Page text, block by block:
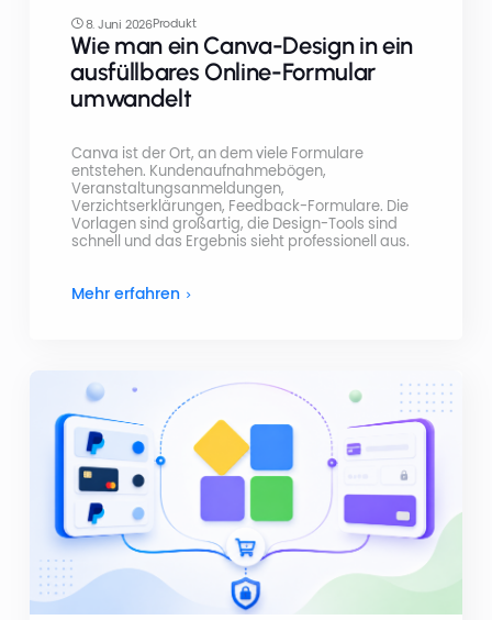
8. Juni 2026Produkt
Wie man ein Canva-Design in ein
ausfüllbares Online-Formular
umwandelt
Canva ist der Ort, an dem viele Formulare
entstehen. Kundenaufnahmebögen,
Veranstaltungsanmeldungen,
Verzichtserklärungen, Feedback-Formulare. Die
Vorlagen sind großartig, die Design-Tools sind
schnell und das Ergebnis sieht professionell aus.
Mehr erfahren